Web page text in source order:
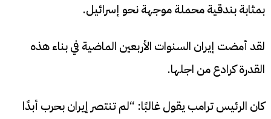
بمثابة بندقية محملة موجهة نحو إسرائيل.
لقد أمضت إيران السنوات الأربعين الماضية في بناء هذه
القدرة كرادع من اجلها.
كان الرئيس ترامب يقول غالبًا: “لم تنتصر إيران بحرب أبدًا